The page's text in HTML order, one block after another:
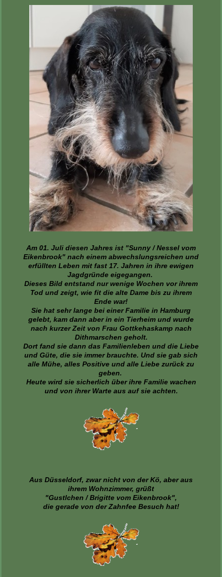
Am 01. Juli diesen Jahres ist "Sunny / Nessel vom
Eikenbrook" nach einem abwechslungsreichen und
erfüllten Leben mit fast 17. Jahren in ihre ewigen
Jagdgründe eigegangen.
Dieses Bild entstand nur wenige Wochen vor ihrem
Tod und zeigt, wie fit die alte Dame bis zu ihrem
Ende war!
Sie hat sehr lange bei einer Familie in Hamburg
gelebt, kam dann aber in ein Tierheim und wurde
nach kurzer Zeit von Frau Gottkehaskamp nach
Dithmarschen geholt.
Dort fand sie dann das Familienleben und die Liebe
und Güte, die sie immer brauchte. Und sie gab sich
alle Mühe, alles Positive und alle Liebe zurück zu
geben.
Heute wird sie sicherlich über ihre Familie wachen
und von ihrer Warte aus auf sie achten.
Aus Düsseldorf, zwar nicht von der Kö, aber aus
ihrem Wohnzimmer, grüßt
"Gustlchen / Brigitte vom Eikenbrook",
die gerade von der Zahnfee Besuch hat!